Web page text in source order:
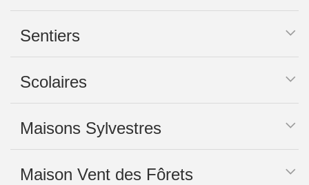
Sentiers
Scolaires
Maisons Sylvestres
Maison Vent des Fôrets